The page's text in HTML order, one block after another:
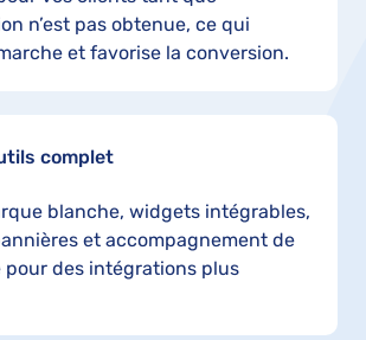
n’est pas obtenue, ce qui
et favorise la conversion.
complet
blanche, widgets intégrables,
et accompagnement de
pour des intégrations plus